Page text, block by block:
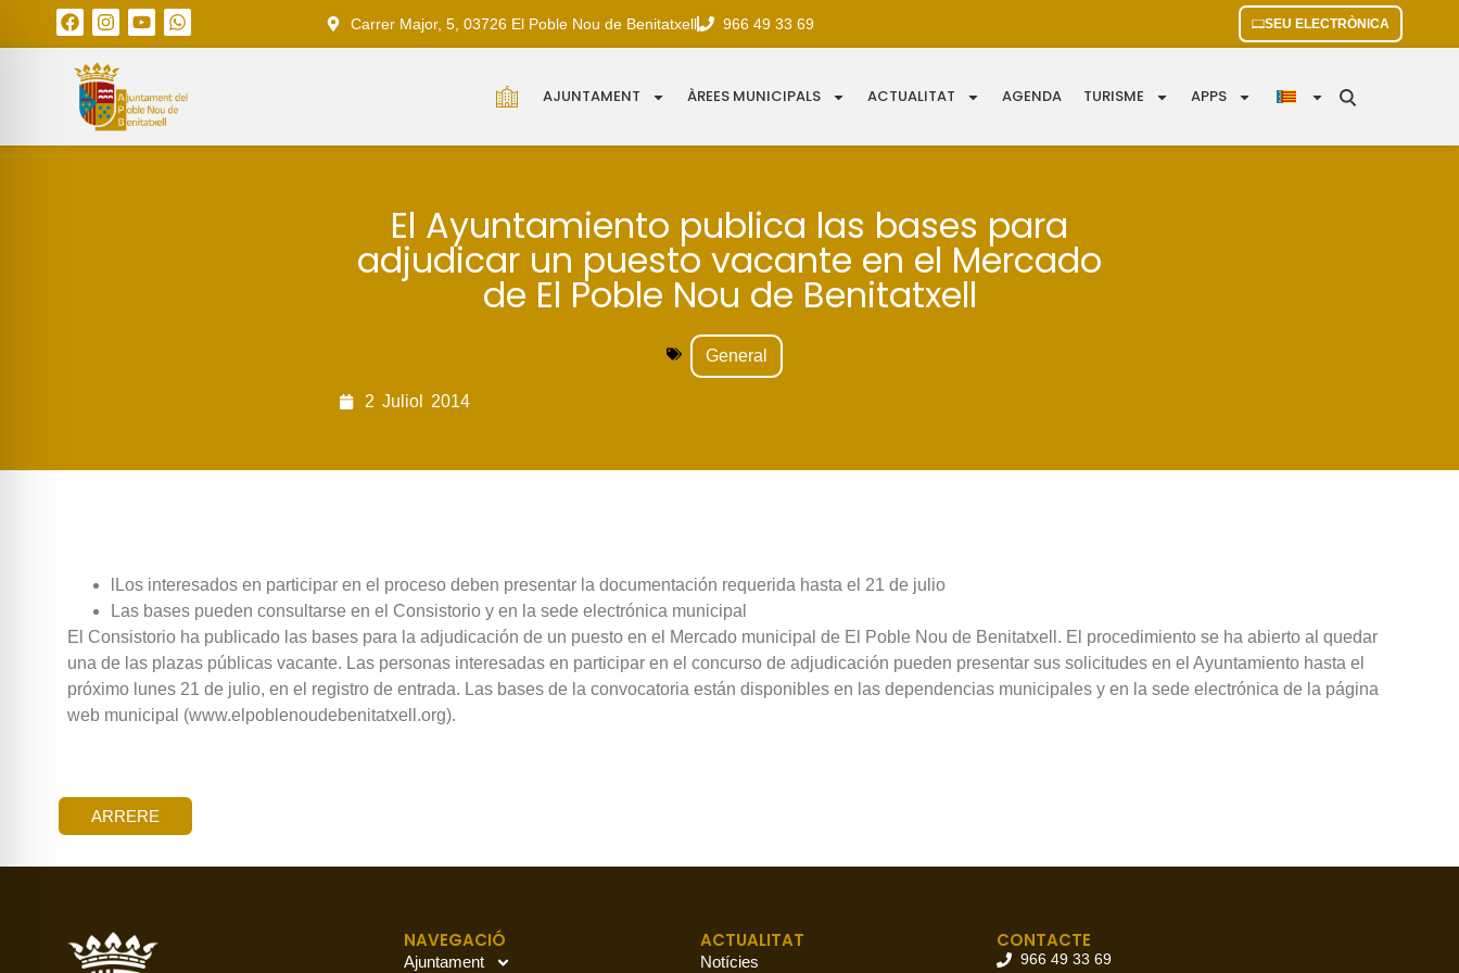
Carrer Major, 5, 03726 El Poble Nou de Benitatxell 966 49 33 69 SEU ELECTRÒNICA
AJUNTAMENT ÀREES MUNICIPALS ACTUALITAT AGENDA TURISME APPS
El Ayuntamiento publica las bases para
adjudicar un puesto vacante en el Mercado
de El Poble Nou de Benitatxell
General
2 Juliol 2014
lLos interesados en participar en el proceso deben presentar la documentación requerida hasta el 21 de julio
Las bases pueden consultarse en el Consistorio y en la sede electrónica municipal
El Consistorio ha publicado las bases para la adjudicación de un puesto en el Mercado municipal de El Poble Nou de Benitatxell. El procedimiento se ha abierto al quedar
una de las plazas públicas vacante. Las personas interesadas en participar en el concurso de adjudicación pueden presentar sus solicitudes en el Ayuntamiento hasta el
próximo lunes 21 de julio, en el registro de entrada. Las bases de la convocatoria están disponibles en las dependencias municipales y en la sede electrónica de la página
web municipal (www.elpoblenoudebenitatxell.org).
ARRERE
NAVEGACIÓ
Ajuntament
ACTUALITAT
Notícies
CONTACTE
966 49 33 69